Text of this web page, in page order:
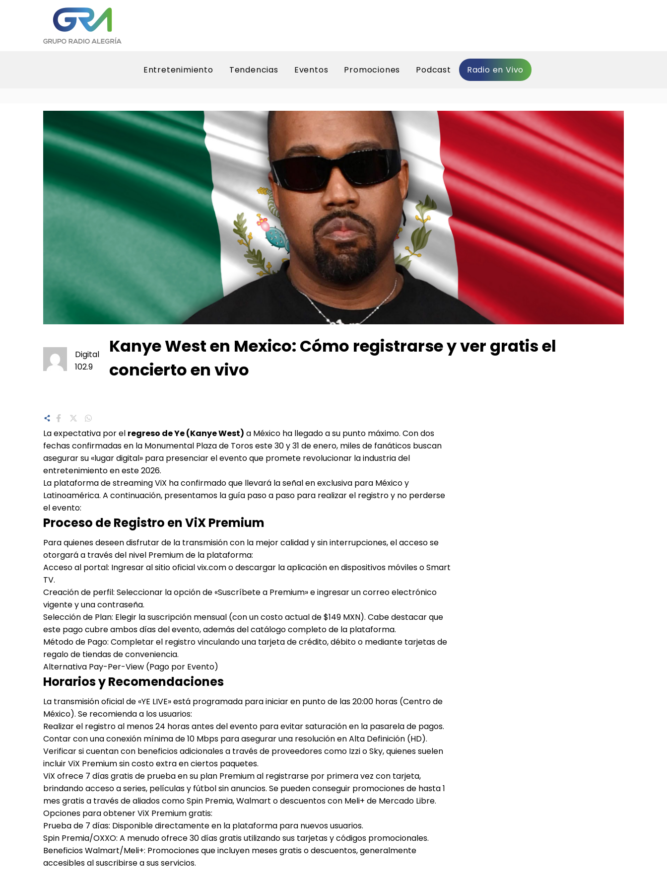
Entretenimiento Tendencias Eventos Promociones Podcast Radio en Vivo
Digital
102.9
Kanye West en Mexico: Cómo registrarse y ver gratis el
concierto en vivo
La expectativa por el regreso de Ye (Kanye West) a México ha llegado a su punto máximo. Con dos
fechas confirmadas en la Monumental Plaza de Toros este 30 y 31 de enero, miles de fanáticos buscan
asegurar su «lugar digital» para presenciar el evento que promete revolucionar la industria del
entretenimiento en este 2026.
La plataforma de streaming ViX ha confirmado que llevará la señal en exclusiva para México y
Latinoamérica. A continuación, presentamos la guía paso a paso para realizar el registro y no perderse
el evento:
Proceso de Registro en ViX Premium
Para quienes deseen disfrutar de la transmisión con la mejor calidad y sin interrupciones, el acceso se
otorgará a través del nivel Premium de la plataforma:
Acceso al portal: Ingresar al sitio oficial vix.com o descargar la aplicación en dispositivos móviles o Smart
TV.
Creación de perfil: Seleccionar la opción de «Suscríbete a Premium» e ingresar un correo electrónico
vigente y una contraseña.
Selección de Plan: Elegir la suscripción mensual (con un costo actual de $149 MXN). Cabe destacar que
este pago cubre ambos días del evento, además del catálogo completo de la plataforma.
Método de Pago: Completar el registro vinculando una tarjeta de crédito, débito o mediante tarjetas de
regalo de tiendas de conveniencia.
Alternativa Pay-Per-View (Pago por Evento)
Horarios y Recomendaciones
La transmisión oficial de «YE LIVE» está programada para iniciar en punto de las 20:00 horas (Centro de
México). Se recomienda a los usuarios:
Realizar el registro al menos 24 horas antes del evento para evitar saturación en la pasarela de pagos.
Contar con una conexión mínima de 10 Mbps para asegurar una resolución en Alta Definición (HD).
Verificar si cuentan con beneficios adicionales a través de proveedores como Izzi o Sky, quienes suelen
incluir ViX Premium sin costo extra en ciertos paquetes.
ViX ofrece 7 días gratis de prueba en su plan Premium al registrarse por primera vez con tarjeta,
brindando acceso a series, películas y fútbol sin anuncios. Se pueden conseguir promociones de hasta 1
mes gratis a través de aliados como Spin Premia, Walmart o descuentos con Meli+ de Mercado Libre.
Opciones para obtener ViX Premium gratis:
Prueba de 7 días: Disponible directamente en la plataforma para nuevos usuarios.
Spin Premia/OXXO: A menudo ofrece 30 días gratis utilizando sus tarjetas y códigos promocionales.
Beneficios Walmart/Meli+: Promociones que incluyen meses gratis o descuentos, generalmente
accesibles al suscribirse a sus servicios.